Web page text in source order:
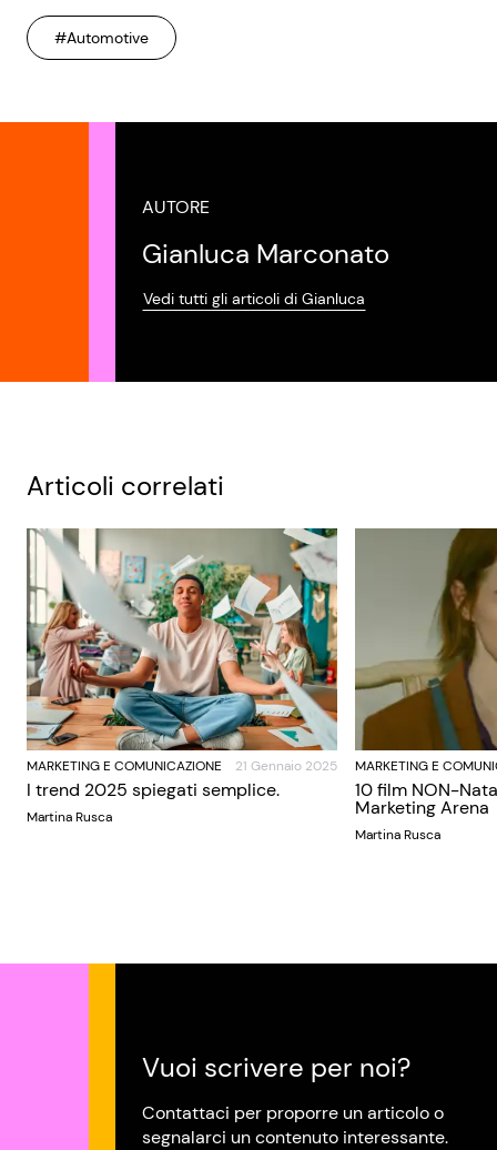
#Automotive
AUTORE
Gianluca Marconato
Vedi tutti gli articoli di Gianluca
Articoli correlati
MARKETING E COMUNICAZIONE 21 Gennaio 2025
I trend 2025 spiegati semplice.
Martina Rusca
MARKETING E
10 film NON-
Marketing Arena
Martina Rusca
Vuoi scrivere per noi?
Contattaci per proporre un articolo o
segnalarci un contenuto interessante.